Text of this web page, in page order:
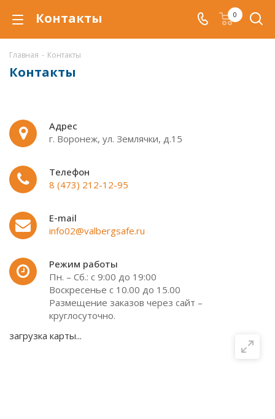
Контакты 0
Главная - Контакты
Контакты
Адрес
г. Воронеж, ул. Землячки, д.15
Телефон
8 (473) 212-12-95
E-mail
info02@valbergsafe.ru
Режим работы
Пн. – Сб.: с 9:00 до 19:00
Воскресенье с 10.00 до 15.00
Размещение заказов через сайт –
круглосуточно.
загрузка карты...